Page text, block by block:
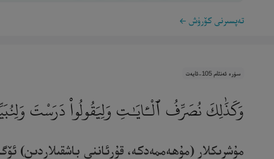
تەپسىرنى كۆرۈش
سۈرە ئەنئام 105-ئايەت
وَكَذَٰلِكَ نُصَرِّفُ ٱلْـَٔايَـٰتِ وَلِيَقُولُوا۟ دَرَسْتَ
مۇشرىكلار (مۇھەممەدكە، قۇرئاننى باشقىلاردىن)